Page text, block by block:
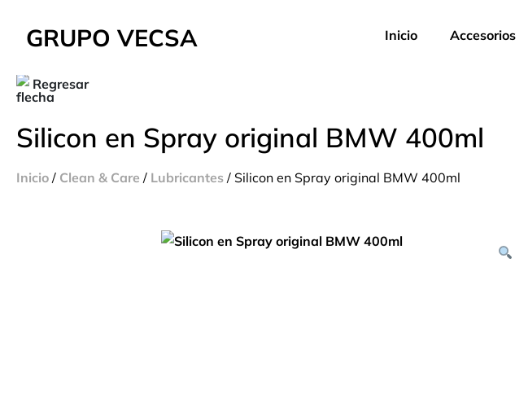
GRUPO VECSA Inicio Accesorios
Regresar
Silicon en Spray original BMW 400ml
Inicio / Clean & Care / Lubricantes / Silicon en Spray original BMW 400ml